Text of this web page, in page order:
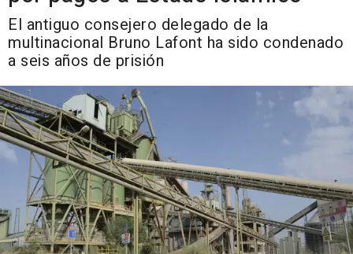
El antiguo consejero delegado de la
multinacional Bruno Lafont ha sido condenado
a seis años de prisión